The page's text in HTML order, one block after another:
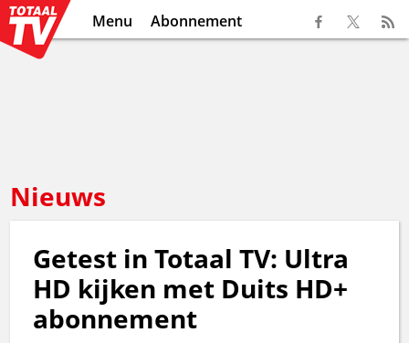
Menu Abonnement
Nieuws
Getest in Totaal TV: Ultra
HD kijken met Duits HD+
abonnement